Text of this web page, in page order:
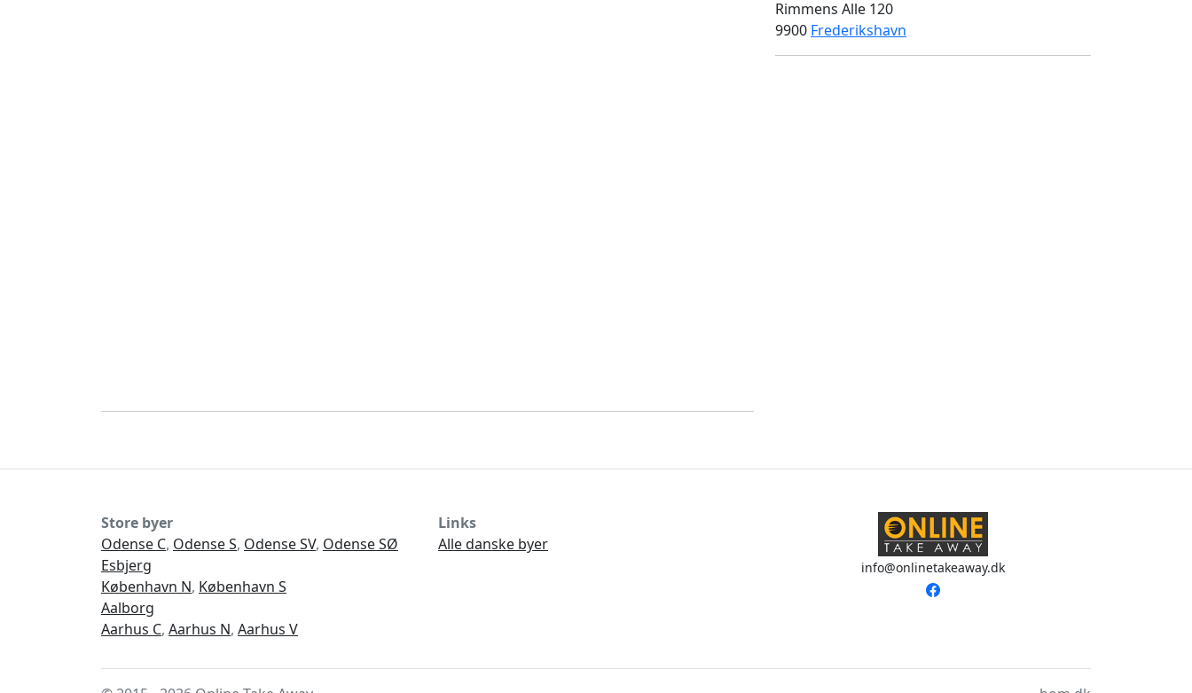
Rimmens Alle 120
9900 Frederikshavn
Store byer
Odense C, Odense S, Odense SV, Odense SØ
Esbjerg
København N, København S
Aalborg
Aarhus C, Aarhus N, Aarhus V
Links
Alle danske byer
info@onlinetakeaway.dk